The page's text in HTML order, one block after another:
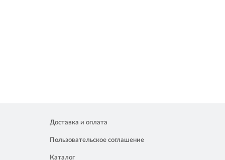
Доставка и оплата
Пользовательское соглашение
Каталог